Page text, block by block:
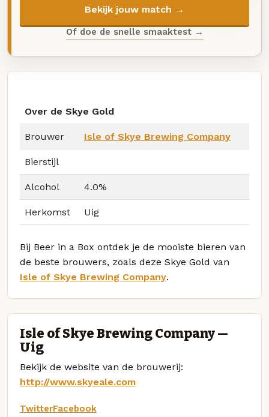
Bekijk jouw match →
Of doe de snelle smaaktest →
Over de Skye Gold
Brouwer Isle of Skye Brewing Company
Bierstijl
Alcohol 4.0%
Herkomst Uig
Bij Beer in a Box ontdek je de mooiste bieren van
de beste brouwers, zoals deze Skye Gold van
Isle of Skye Brewing Company.
Isle of Skye Brewing Company —
Uig
Bekijk de website van de brouwerij:
http://www.skyeale.com
TwitterFacebook